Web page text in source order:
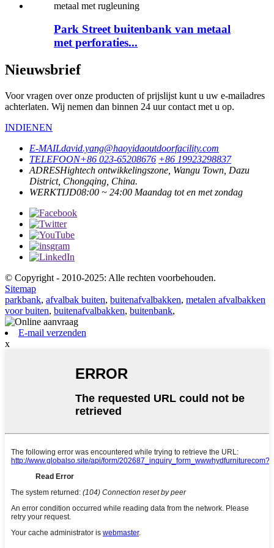
Park Street buitenbank van metaal
met perforaties...
Nieuwsbrief
Voor vragen over onze producten of prijslijst kunt u uw e-mailadres
achterlaten. Wij nemen dan binnen 24 uur contact met u op.
INDIENEN
E-MAILdavid.yang@haoyidaoutdoorfacility.com
TELEFOON+86 023-65208676 +86 19923298837
ADRESHightech ontwikkelingszone, Wangu Town, Dazu
District, Chongqing, China.
WERKTIJD08:00 ~ 24:00 Maandag tot en met zondag
© Copyright - 2010-2025: Alle rechten voorbehouden.
Sitemap
parkbank, afvalbak buiten, buitenafvalbakken, metalen afvalbakken
voor buiten, buitenafvalbakken, buitenbank,
E-mail verzenden
x